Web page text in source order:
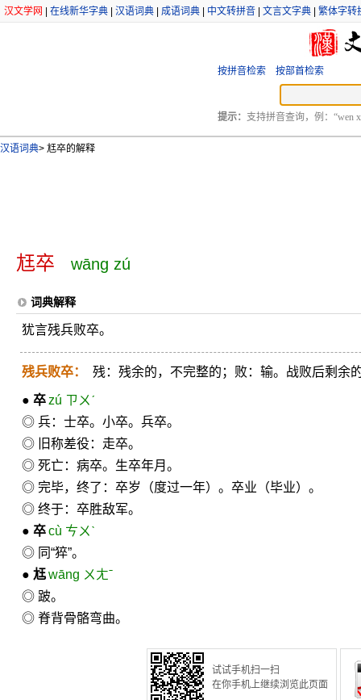
汉文学网 在线新华字典 汉语词典 成语词典 中文转拼音 文言文字典 繁体字转
按拼音检索 按部首检索
提示： 支持拼音查询，例：“wen
汉语词典> 尪卒的解释
尪卒 wāng zú
词典解释
犹言残兵败卒。
残兵败卒： 残：残余的，不完整的；败：输。战败后剩余
● 卒zú ㄗㄨˊ
◎ 兵：士卒。小卒。兵卒。
◎ 旧称差役：走卒。
◎ 死亡：病卒。生卒年月。
◎ 完毕，终了：卒岁（度过一年）。卒业（毕业）。
◎ 终于：卒胜敌军。
● 卒cù ㄘㄨˋ
◎ 同“猝”。
● 尪wāng ㄨㄤˉ
◎ 跛。
◎ 脊背骨骼弯曲。
试试手机扫一扫
在你手机上继续浏览此页面